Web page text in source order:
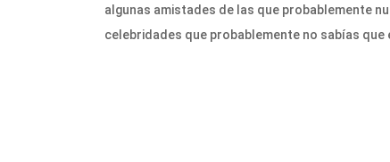
algunas amistades de las que probablemente
celebridades que probablemente no sabías que